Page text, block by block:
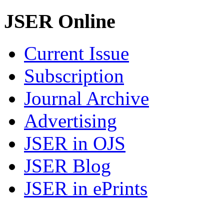
JSER Online
Current Issue
Subscription
Journal Archive
Advertising
JSER in OJS
JSER Blog
JSER in ePrints